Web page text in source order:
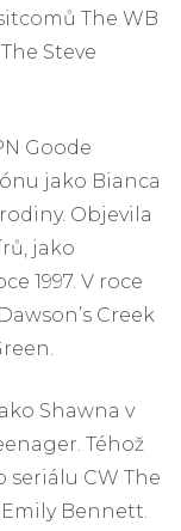
The WB
Steve
Goode
jako Bianca
Objevila
jako
1997. V roce
Creek
Shawna v
Téhož
seriálu CW The
Bennett.